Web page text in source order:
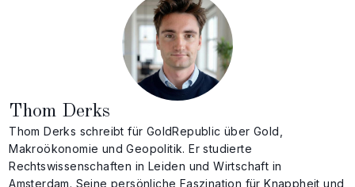
Thom Derks
Thom Derks schreibt für GoldRepublic über Gold,
Makroökonomie und Geopolitik. Er studierte
Rechtswissenschaften in Leiden und Wirtschaft in
Amsterdam. Seine persönliche Faszination für Knappheit und